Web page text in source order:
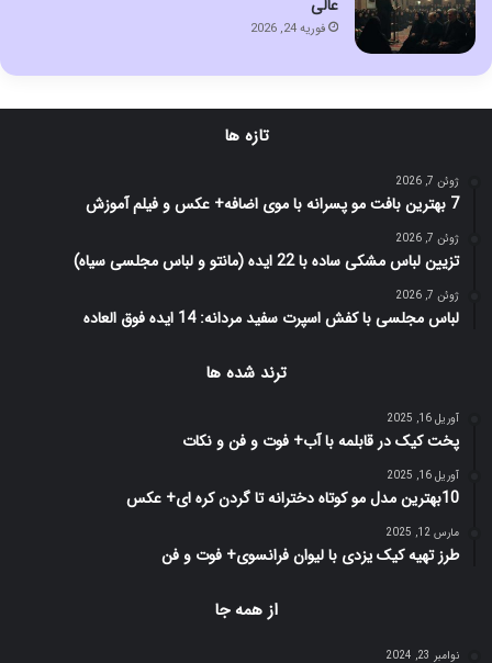
عالی
فوریه 24, 2026
تازه ها
ژوئن 7, 2026
7 بهترین بافت مو پسرانه با موی اضافه+ عکس و فیلم آموزش
ژوئن 7, 2026
تزیین لباس مشکی ساده با 22 ایده (مانتو و لباس مجلسی سیاه)
ژوئن 7, 2026
لباس مجلسی با کفش اسپرت سفید مردانه: 14 ایده فوق العاده
ترند شده ها
آوریل 16, 2025
پخت کیک در قابلمه با آب+ فوت و فن و نکات
آوریل 16, 2025
10بهترین مدل مو کوتاه دخترانه تا گردن کره ای+ عکس
مارس 12, 2025
طرز تهیه کیک یزدی با لیوان فرانسوی+ فوت و فن
از همه جا
نوامبر 23, 2024